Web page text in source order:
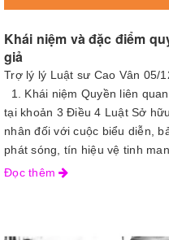
Khái niệm và đặc điểm
giả
Trợ lý lý Luật sư Cao Vân 05/
1. Khái niệm Quyền liên
tại khoản 3 Điều 4 Luật Sở
nhân đối với cuộc biểu diễn,
phát sóng, tín hiệu vệ tinh
Đọc thêm